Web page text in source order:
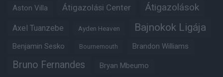
Aston Villa Átigazolási Center Átigazolások
Axel Tuanzebe Ayden Heaven Bajnokok Ligája
Benjamin Sesko Bournemouth Brandon Williams
Bruno Fernandes Bryan Mbeumo